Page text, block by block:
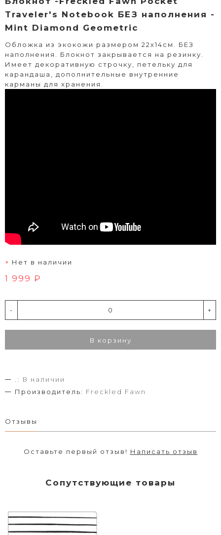
Traveler's Notebook БЕЗ наполнения -
Mint Diamond Geometric
Обложка из экокожи размером 22х14см. БЕЗ
наполнения. Блокнот закрывается на резинку.
Имеет декоративную строчку, петельку для
карандаша, дополнительные внутренние
карманы для хранения.
Нет в наличии
1 999 ₽
- +
В корзину
.:
В наличии
Производитель: Freckled Fawn
Отзывы
Оставьте первый отзыв! Написать отзыв
Сопутствующие товары